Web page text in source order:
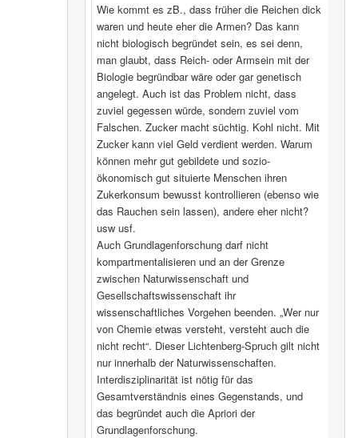
Wie kommt es zB., dass früher die Reichen dick
waren und heute eher die Armen? Das kann
nicht biologisch begründet sein, es sei denn,
man glaubt, dass Reich- oder Armsein mit der
Biologie begründbar wäre oder gar genetisch
angelegt. Auch ist das Problem nicht, dass
zuviel gegessen würde, sondern zuviel vom
Falschen. Zucker macht süchtig. Kohl nicht. Mit
Zucker kann viel Geld verdient werden. Warum
können mehr gut gebildete und sozio-
ökonomisch gut situierte Menschen ihren
Zukerkonsum bewusst kontrollieren (ebenso wie
das Rauchen sein lassen), andere eher nicht?
usw usf.
Auch Grundlagenforschung darf nicht
kompartmentalisieren und an der Grenze
zwischen Naturwissenschaft und
Gesellschaftswissenschaft ihr
wissenschaftliches Vorgehen beenden. „Wer nur
von Chemie etwas versteht, versteht auch die
nicht recht“. Dieser Lichtenberg-Spruch gilt nicht
nur innerhalb der Naturwissenschaften.
Interdisziplinarität ist nötig für das
Gesamtverständnis eines Gegenstands, und
das begründet auch die Apriori der
Grundlagenforschung.